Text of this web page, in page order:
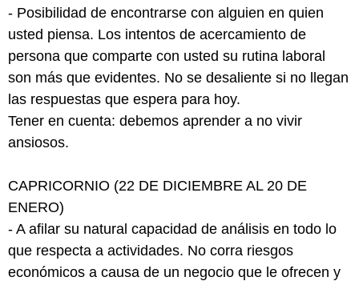
- Posibilidad de encontrarse con alguien en quien
usted piensa. Los intentos de acercamiento de
persona que comparte con usted su rutina laboral
son más que evidentes. No se desaliente si no llegan
las respuestas que espera para hoy.
Tener en cuenta: debemos aprender a no vivir
ansiosos.
CAPRICORNIO (22 DE DICIEMBRE AL 20 DE
ENERO)
- A afilar su natural capacidad de análisis en todo lo
que respecta a actividades. No corra riesgos
económicos a causa de un negocio que le ofrecen y